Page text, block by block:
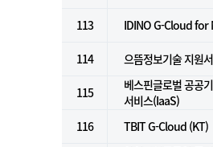
113 IDINO G-Cloud for
114 으뜸정보기술 지원
115
베스핀글로벌 공공
서비스(IaaS)
116
TBIT G-Cloud (KT)